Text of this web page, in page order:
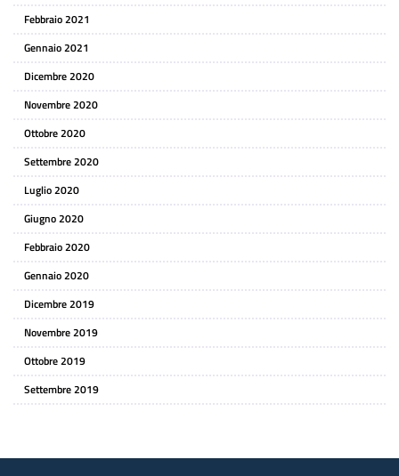
Febbraio 2021
Gennaio 2021
Dicembre 2020
Novembre 2020
Ottobre 2020
Settembre 2020
Luglio 2020
Giugno 2020
Febbraio 2020
Gennaio 2020
Dicembre 2019
Novembre 2019
Ottobre 2019
Settembre 2019